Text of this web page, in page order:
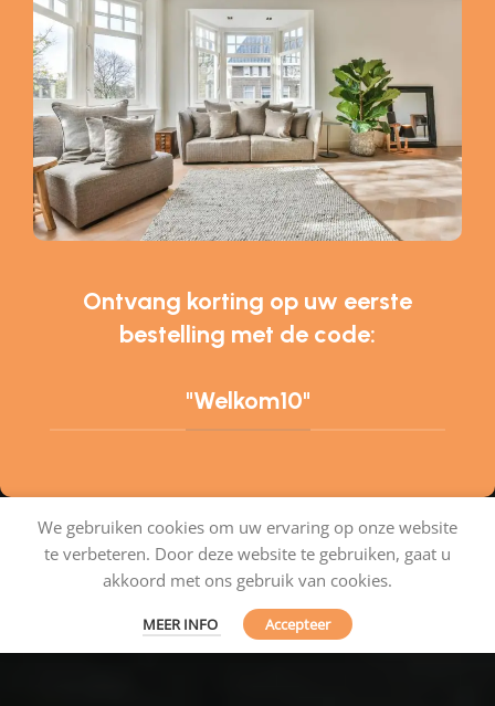
Ontvang korting op uw eerste
bestelling met de code:
"Welkom10"
We gebruiken cookies om uw ervaring op onze website
te verbeteren. Door deze website te gebruiken, gaat u
akkoord met ons gebruik van cookies.
MEER INFO Accepteer
Tapijtenshop.com